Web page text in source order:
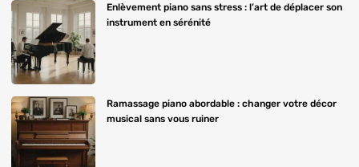
Enlèvement piano sans stress : l’art de déplacer son
instrument en sérénité
Ramassage piano abordable : changer votre décor
musical sans vous ruiner